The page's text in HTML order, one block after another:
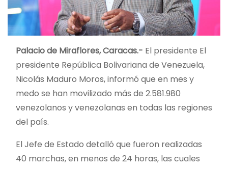
Palacio de Miraflores, Caracas.- El presidente El
presidente República Bolivariana de Venezuela,
Nicolás Maduro Moros, informó que en mes y
medo se han movilizado más de 2.581.980
venezolanos y venezolanas en todas las regiones
del país.
El Jefe de Estado detalló que fueron realizadas
40 marchas, en menos de 24 horas, las cuales